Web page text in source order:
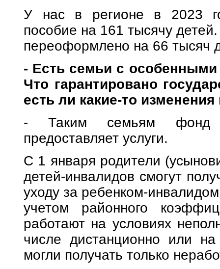
У нас в регионе в 2023
пособие на 161 тысячу
переоформлено на 66 тысяч
- Есть семьи с
Что гарантировано
есть ли какие-то
- Таким семьям фонд
предоставляет услуги.
С 1 января родители
детей-инвалидов смогут
уходу за ребенком-
учетом районного
работают на условиях
числе дистанционно или
могли получать только